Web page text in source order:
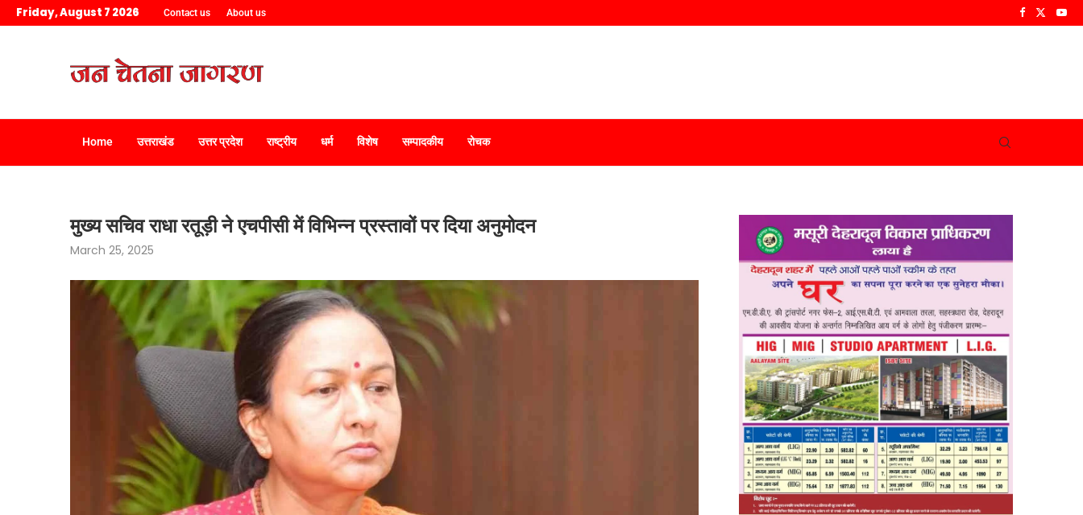
Friday, August 7 2026 Contact us About us
Home उत्तराखंड उत्तर प्रदेश राष्ट्रीय धर्म विशेष सम्पादकीय रोचक
मुख्य सचिव राधा रतूड़ी ने एचपीसी में विभिन्न प्रस्तावों पर दिया अनुमोदन
March 25, 2025